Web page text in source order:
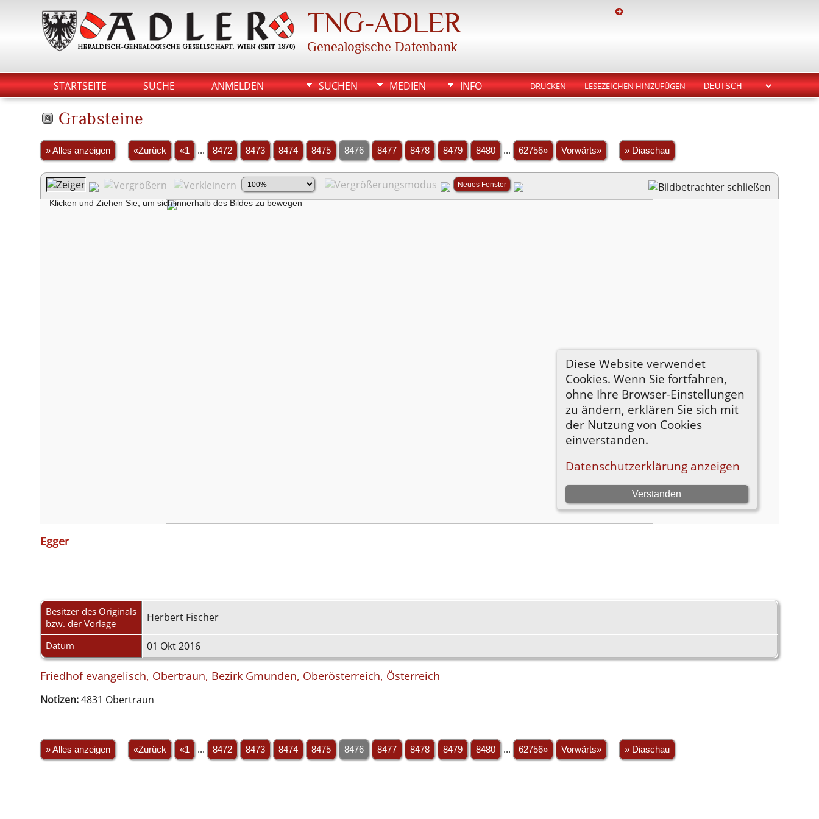
TNG-ADLER
Genealogische Datenbank
STARTSEITE SUCHE ANMELDEN SUCHEN MEDIEN INFO DRUCKEN LESEZEICHEN HINZUFÜGEN
Grabsteine
» Alles anzeigen «Zurück «1 ... 8472 8473 8474 8475 8476 8477 8478 8479 8480 ... 62756» Vorwärts» » Diaschau
Egger
Besitzer des Originals
bzw. der Vorlage
Herbert Fischer
Datum 01 Okt 2016
Friedhof evangelisch, Obertraun, Bezirk Gmunden, Oberösterreich, Österreich
Notizen:4831 Obertraun
» Alles anzeigen «Zurück «1 ... 8472 8473 8474 8475 8476 8477 8478 8479 8480 ... 62756» Vorwärts» » Diaschau